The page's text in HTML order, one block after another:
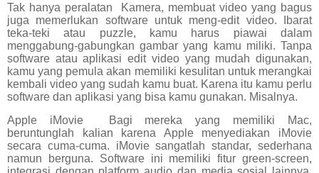
Tak hanya peralatan
Kamera, membuat video yang bagus
juga memerlukan software untuk meng-edit video. Ibarat
teka-teki atau puzzle, kamu harus piawai dalam
menggabung-gabungkan gambar yang kamu miliki. Tanpa
software atau aplikasi edit video yang mudah digunakan,
kamu yang pemula akan memiliki kesulitan untuk merangkai
kembali video yang sudah kamu buat. Karena itu kamu perlu
software dan aplikasi yang bisa kamu gunakan. Misalnya.
Apple iMovie
Bagi mereka yang memiliki Mac,
beruntunglah kalian karena Apple menyediakan iMovie
secara cuma-cuma. iMovie sangatlah standar, sederhana
namun berguna. Software ini memiliki fitur green-screen,